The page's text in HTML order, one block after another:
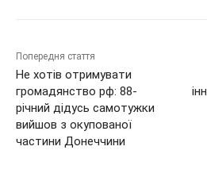
Попередня стаття
Не хотів отримувати
громадянство рф: 88-
річний дідусь самотужки
вийшов з окупованої
частини Донеччини